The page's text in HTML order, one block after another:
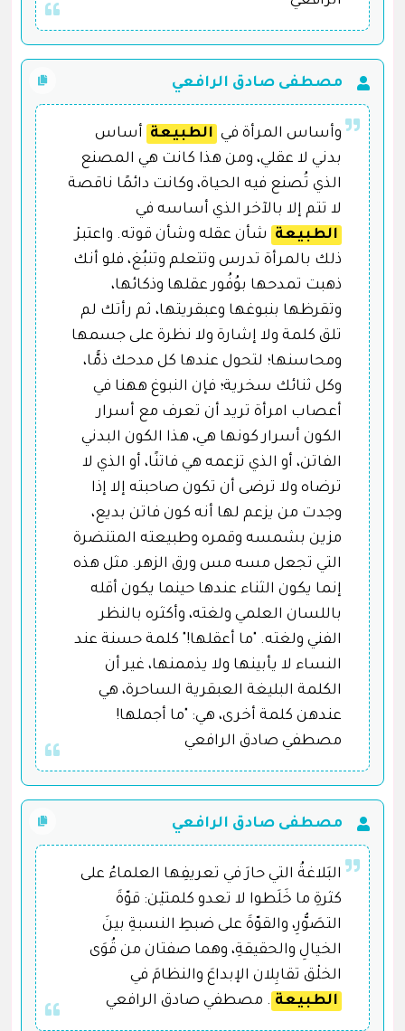
مصطفى صادق الرافعي
وأساس المرأة في الطبيعة
أساس
بدني لا عقلي، ومن هذا كانت هي المصنع
الذي تُصنع فيه الحياة، وكانت دائمًا ناقصة
لا تتم إلا بالآخر الذي أساسه في
الطبيعة
شأن عقله وشأن قوته. واعتبرْ
ذلك بالمرأة تدرس وتتعلم وتنبُغ، فلو أنك
ذهبت تمدحها بوُفُور عقلها وذكائها،
وتقرظها بنبوغها وعبقريتها، ثم رأتك لم
تلق كلمة ولا إشارة ولا نظرة على جسمها
ومحاسنها؛ لتحول عندها كل مدحك ذمًّا،
وكل ثنائك سخرية؛ فإن النبوغ ههنا في
أعصاب امرأة تريد أن تعرف مع أسرار
الكون أسرار كونها هي، هذا الكون البدني
الفاتن، أو الذي تزعمه هي فاتنًا، أو الذي لا
ترضاه ولا ترضى أن تكون صاحبته إلا إذا
وجدت من يزعم لها أنه كون فاتن بديع،
مزين بشمسه وقمره وطبيعته المتنضرة
التي تجعل مسه مس ورق الزهر. مثل هذه
إنما يكون الثناء عندها حينما يكون أقله
باللسان العلمي ولغته، وأكثره بالنظر
الفني ولغته. "ما أعقلها!" كلمة حسنة عند
النساء لا يأبينها ولا يذممنها، غير أن
الكلمة البليغة العبقرية الساحرة، هي
عندهن كلمة أخرى، هي: "ما أجملها!
مصطفي صادق الرافعي
مصطفى صادق الرافعي
البَلاغةُ التي حارَ في تعريفِها العلماءُ على
كثرةِ ما خَلَطوا لا تعدو كلمتيْن: قوّةَ
التصَوُّرِ، والقوّةَ على ضبطِ النسبةِ بينَ
الخيالِ والحقيقةِ، وهما صفتان من قُوَى
الخلْق تقابِلان الإبداعَ والنظامَ في
الطبيعة . مصطفي صادق الرافعي